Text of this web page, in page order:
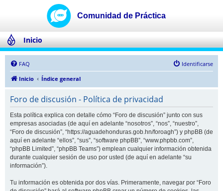
Inicio
FAQ
Identificarse
Inicio
Índice general
Foro de discusión - Política de privacidad
Esta política explica con detalle cómo “Foro de discusión” junto con sus
empresas asociadas (de aquí en adelante “nosotros”, “nos”, “nuestro”,
“Foro de discusión”, “https://aguadehonduras.gob.hn/foroagh”) y phpBB (de
aquí en adelante “ellos”, “sus”, “software phpBB”, “www.phpbb.com”,
“phpBB Limited”, “phpBB Teams”) emplean cualquier información obtenida
durante cualquier sesión de uso por usted (de aquí en adelante “su
información”).
Tu información es obtenida por dos vías. Primeramente, navegar por “Foro